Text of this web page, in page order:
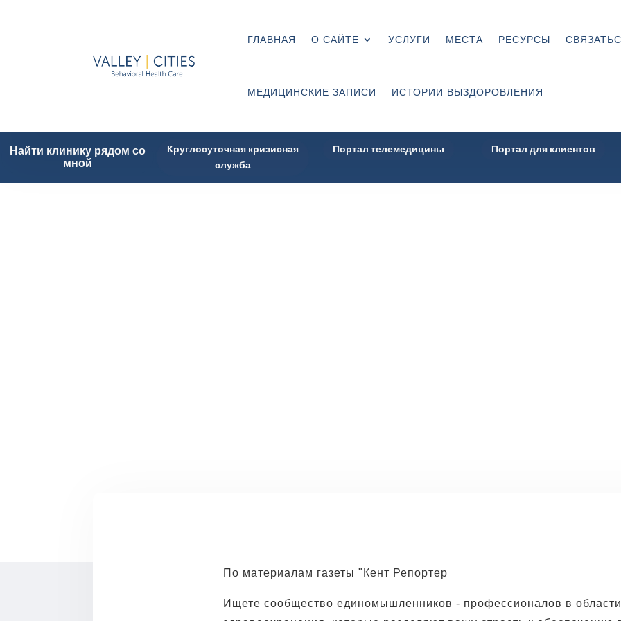
ГЛАВНАЯ О САЙТЕ УСЛУГИ МЕСТА РЕСУРСЫ
МЕДИЦИНСКИЕ ЗАПИСИ ИСТОРИИ ВЫЗДОРОВЛЕНИЯ
Найти клинику рядом со
мной
Круглосуточная кризисная
служба
Портал телемедицины Портал для клиентов
По материалам газеты "Кент Репортер
Ищете сообщество единомышленников - профессионалов в области